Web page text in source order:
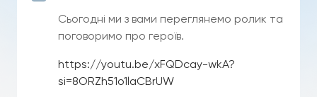
Сьогодні ми з вами переглянемо ролик та
поговоримо про героїв.
https://youtu.be/xFQDcay-wkA?
si=8ORZh51o1laCBrUW